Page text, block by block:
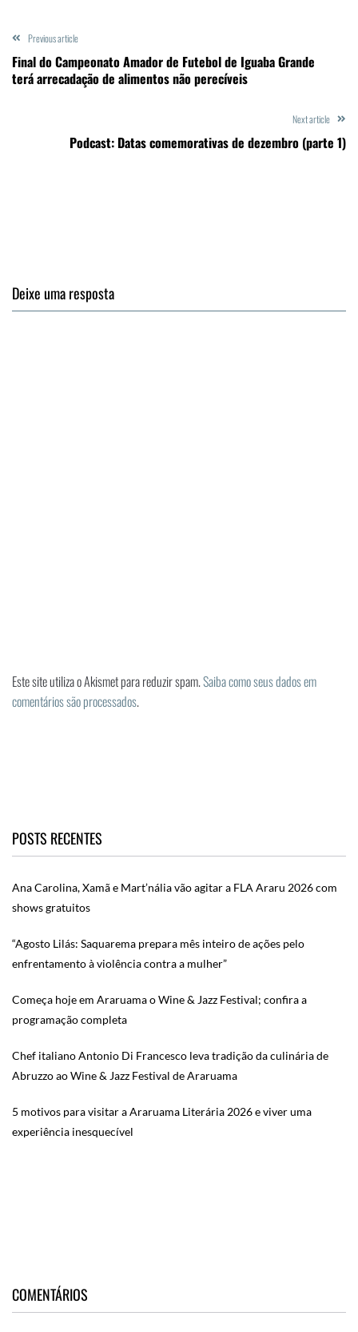
Previous article
Final do Campeonato Amador de Futebol de Iguaba Grande
terá arrecadação de alimentos não perecíveis
Next article
Podcast: Datas comemorativas de dezembro (parte 1)
Deixe uma resposta
Este site utiliza o Akismet para reduzir spam.Saiba como seus dados em
comentários são processados.
POSTS RECENTES
Ana Carolina, Xamã e Mart’nália vão agitar a FLA Araru 2026 com
shows gratuitos
“Agosto Lilás: Saquarema prepara mês inteiro de ações pelo
enfrentamento à violência contra a mulher”
Começa hoje em Araruama o Wine & Jazz Festival; confira a
programação completa
Chef italiano Antonio Di Francesco leva tradição da culinária de
Abruzzo ao Wine & Jazz Festival de Araruama
5 motivos para visitar a Araruama Literária 2026 e viver uma
experiência inesquecível
COMENTÁRIOS